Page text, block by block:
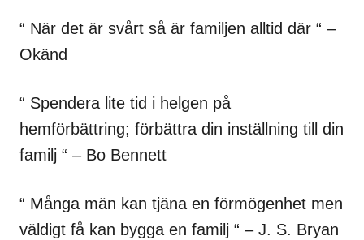
“ När det är svårt så är familjen alltid där “ –
Okänd
“ Spendera lite tid i helgen på
hemförbättring; förbättra din inställning till din
familj “ – Bo Bennett
“ Många män kan tjäna en förmögenhet men
väldigt få kan bygga en familj “ – J. S. Bryan